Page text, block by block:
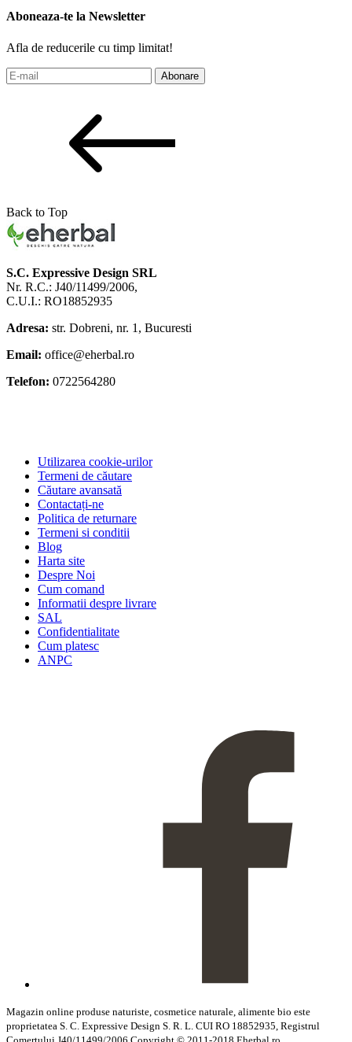
Aboneaza-te la Newsletter
Afla de reducerile cu timp limitat!
Abonare
Back to Top
S.C. Expressive Design SRL
Nr. R.C.: J40/11499/2006,
C.U.I.: RO18852935
Adresa: str. Dobreni, nr. 1, Bucuresti
Email: office@eherbal.ro
Telefon: 0722564280
Utilizarea cookie-urilor
Termeni de căutare
Căutare avansată
Contactați-ne
Politica de returnare
Termeni si conditii
Blog
Harta site
Despre Noi
Cum comand
Informatii despre livrare
SAL
Confidentialitate
Cum platesc
ANPC
Magazin online produse naturiste, cosmetice naturale, alimente bio este
proprietatea S. C. Expressive Design S. R. L. CUI RO 18852935, Registrul